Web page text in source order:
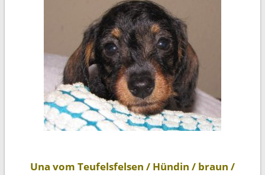
Una vom Teufelsfelsen / Hündin / braun /